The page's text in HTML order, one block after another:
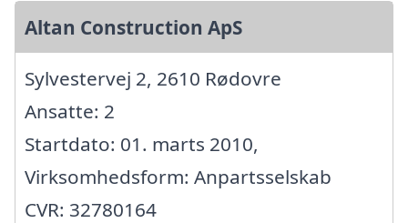
Altan Construction ApS
Sylvestervej 2, 2610 Rødovre
Ansatte: 2
Startdato: 01. marts 2010,
Virksomhedsform: Anpartsselskab
CVR: 32780164